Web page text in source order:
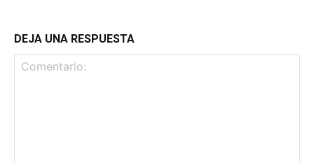
DEJA UNA RESPUESTA